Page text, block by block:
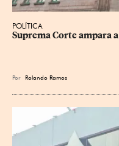
POLÍTICA
Suprema Corte ampara
Por Rolando Ramos